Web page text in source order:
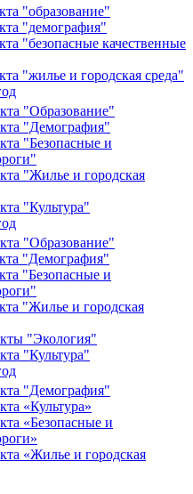
"образование"
"демография"
"безопасные качественные
"жилье и городская среда"
"Образование"
"Демография"
"Безопасные и
"Жилье и городская
"Культура"
"Образование"
"Демография"
"Безопасные и
"Жилье и городская
"Экология"
"Культура"
"Демография"
«Культура»
«Безопасные и
«Жилье и городская